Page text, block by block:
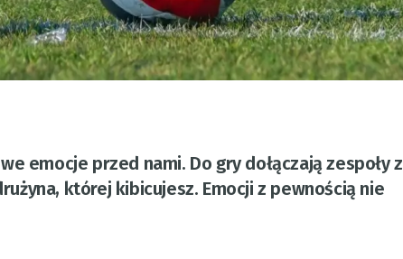
emocje przed nami. Do gry dołączają zespoły z
której kibicujesz. Emocji z pewnością nie